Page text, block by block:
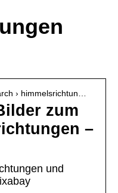
› himmelsrichtun…
zum
–
und